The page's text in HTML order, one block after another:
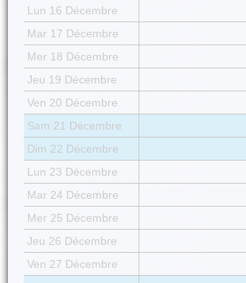
Lun 16 Décembre
Mar 17 Décembre
Mer 18 Décembre
Jeu 19 Décembre
Ven 20 Décembre
Sam 21 Décembre
Dim 22 Décembre
Lun 23 Décembre
Mar 24 Décembre
Mer 25 Décembre
Jeu 26 Décembre
Ven 27 Décembre